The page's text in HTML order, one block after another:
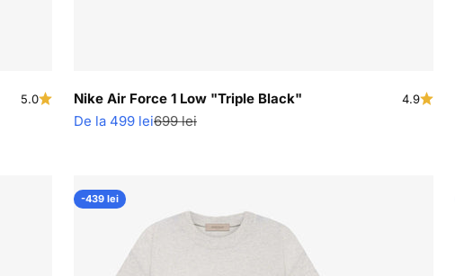
5.0 Nike Air Force 1 Low "Triple Black" 4.9
Pret redus
De la 499 leiPret normal
699 lei
-439 lei